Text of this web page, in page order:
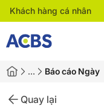
Khách hàng cá nhân
… Báo cáo Ngày
Quay lại